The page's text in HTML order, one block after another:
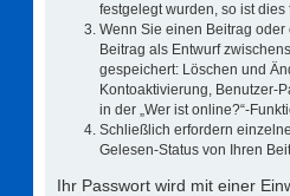
festgelegt wurden, so ist
Wenn Sie einen Beitrag
Beitrag als Entwurf
gespeichert: Löschen und
Kontoaktivierung, Benutzer-
in der „Wer ist online?“-
Schließlich erfordern
Gelesen-Status von Ihren
Ihr Passwort wird mit einer